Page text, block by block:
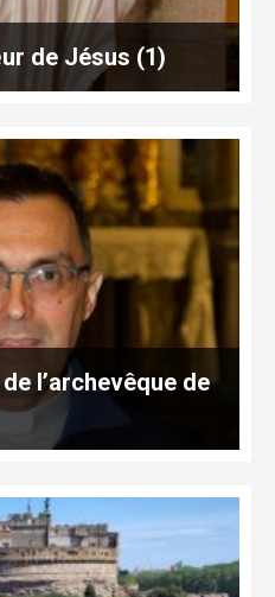
de Jésus (1)
l’archevêque de